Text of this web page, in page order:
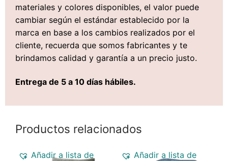
materiales y colores disponibles, el valor puede
cambiar según el estándar establecido por la
marca en base a los cambios realizados por el
cliente, recuerda que somos fabricantes y te
brindamos calidad y garantía a un precio justo.
Entrega de 5 a 10 días hábiles.
Productos relacionados
Añadir a lista de Añadir a lista de